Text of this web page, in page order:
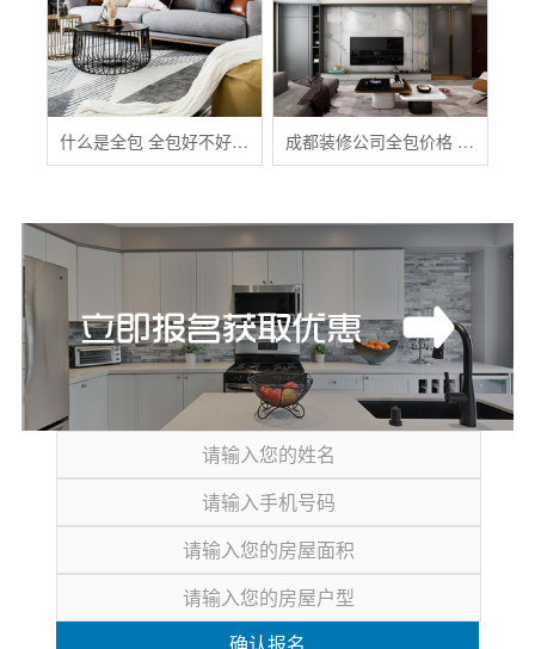
什么是全包 全包好不好 全包装修注意事项有哪些 成都装修公司全包价格 成都全包装修多少钱一平